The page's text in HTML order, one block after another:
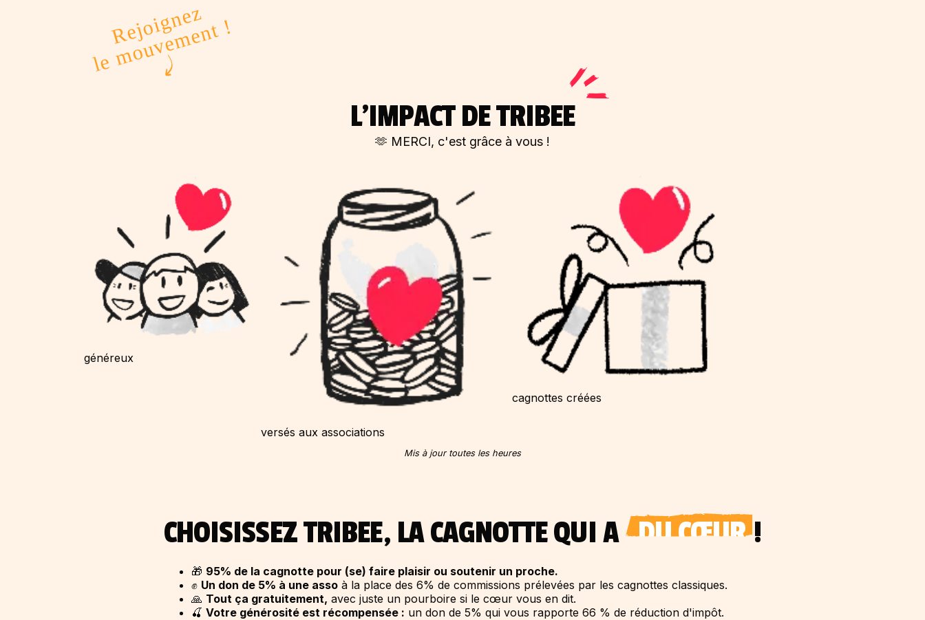
Rejoignez
le mouvement !
L'IMPACT DE TRIBEE
🫶 MERCI, c'est grâce à vous !
généreux
versés aux associations
cagnottes créées
Mis à jour toutes les heures
CHOISISSEZ TRIBEE, LA CAGNOTTE QUI A DU CŒUR!
🎁 95% de la cagnotte pour (se) faire plaisir ou soutenir un proche.
✊ Un don de 5% à une asso à la place des 6% de commissions prélevées par les cagnottes classiques.
🙏 Tout ça gratuitement, avec juste un pourboire si le cœur vous en dit.
🍒Votre générosité est récompensée : un don de 5% qui vous rapporte 66 % de réduction d'impôt.